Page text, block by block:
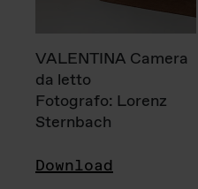
VALENTINA Camera
da letto
Fotografo: Lorenz
Sternbach
Download